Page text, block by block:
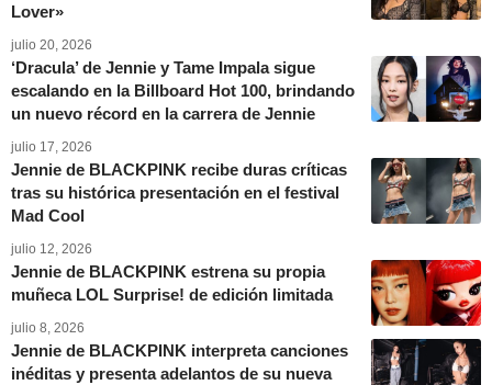
Lover»
julio 20, 2026
‘Dracula’ de Jennie y Tame Impala sigue
escalando en la Billboard Hot 100, brindando
un nuevo récord en la carrera de Jennie
julio 17, 2026
Jennie de BLACKPINK recibe duras críticas
tras su histórica presentación en el festival
Mad Cool
julio 12, 2026
Jennie de BLACKPINK estrena su propia
muñeca LOL Surprise! de edición limitada
julio 8, 2026
Jennie de BLACKPINK interpreta canciones
inéditas y presenta adelantos de su nueva